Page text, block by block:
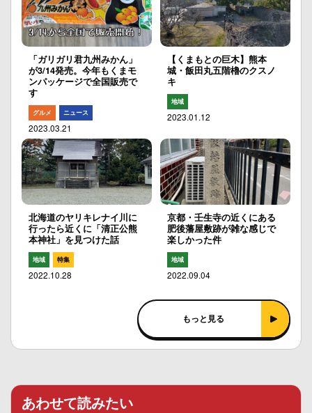
「ガリガリ君九州みかん」
が3/14発売。今年もくまモ
ンパッケージで全国販売で
す
グルメ ニュース
2023.03.21
【くまもとの巨木】熊本
城・飯田丸五階櫓のクスノ
キ
地域
2023.01.12
北海道のヤリキレナイ川に
行ったら近くに「清正公熊
本神社」を見つけた話
地域 特集
2022.10.28
京都・壬生寺の近くにある
肥後藩屋敷跡が雑な感じで
楽しかった件
地域
2022.09.04
もっと見る
あわせて読みたい